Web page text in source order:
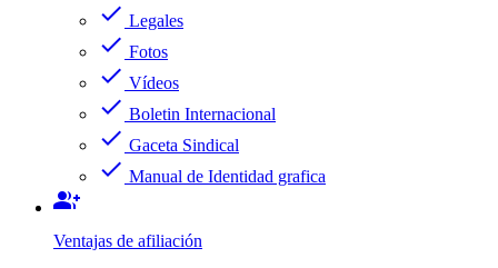
check Legales
check Fotos
check Vídeos
check Boletin Internacional
check Gaceta Sindical
check Manual de Identidad grafica
group_add
Ventajas de afiliación